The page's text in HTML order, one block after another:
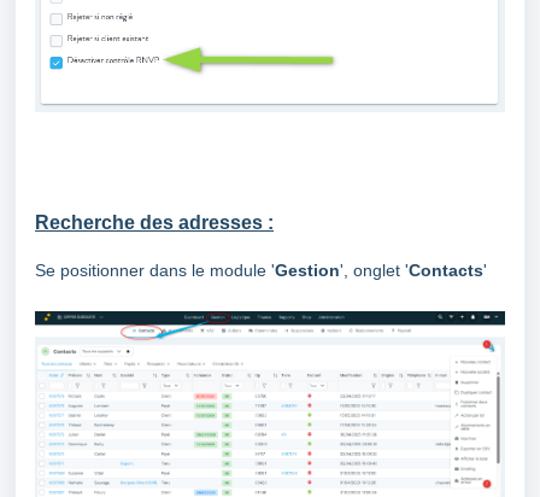
Recherche des adresses :
Se positionner dans le module 'Gestion', onglet 'Contacts'